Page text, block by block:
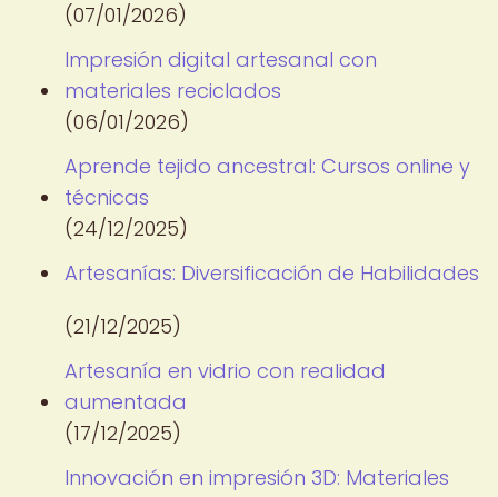
(07/01/2026)
Impresión digital artesanal con
materiales reciclados
(06/01/2026)
Aprende tejido ancestral: Cursos online y
técnicas
(24/12/2025)
Artesanías: Diversificación de Habilidades
(21/12/2025)
Artesanía en vidrio con realidad
aumentada
(17/12/2025)
Innovación en impresión 3D: Materiales